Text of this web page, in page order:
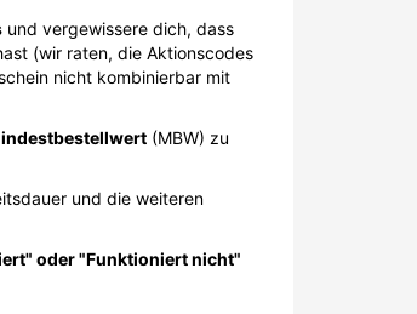
und vergewissere dich, dass
(wir raten, die Aktionscodes
nicht kombinierbar mit
(MBW) zu
und die weiteren
oder "Funktioniert nicht"